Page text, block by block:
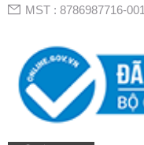
MST : 8786987716-001